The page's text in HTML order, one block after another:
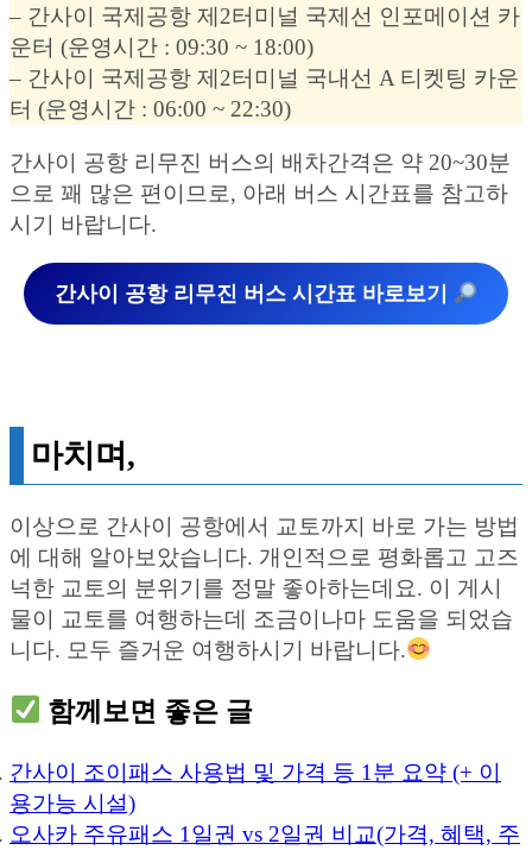
– 간사이 국제공항 제2터미널 국제선 인포메이션 카
운터 (운영시간 : 09:30 ~ 18:00)
– 간사이 국제공항 제2터미널 국내선 A 티켓팅 카운
터 (운영시간 : 06:00 ~ 22:30)
간사이 공항 리무진 버스의 배차간격은 약 20~30분
으로 꽤 많은 편이므로, 아래 버스 시간표를 참고하
시기 바랍니다.
간사이 공항 리무진 버스 시간표 바로보기
마치며,
이상으로 간사이 공항에서 교토까지 바로 가는 방법
에 대해 알아보았습니다. 개인적으로 평화롭고 고즈
넉한 교토의 분위기를 정말 좋아하는데요. 이 게시
물이 교토를 여행하는데 조금이나마 도움을 되었습
니다. 모두 즐거운 여행하시기 바랍니다.
함께보면 좋은 글
간사이 조이패스 사용법 및 가격 등 1분 요약 (+ 이
용가능 시설)
오사카 주유패스 1일권 vs 2일권 비교(가격, 혜택, 주